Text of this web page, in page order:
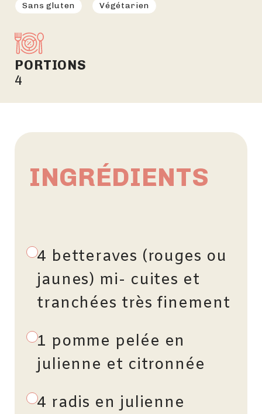
Sans gluten Végétarien
PORTIONS
4
INGRÉDIENTS
4 betteraves (rouges ou
jaunes) mi- cuites et
tranchées très finement
1 pomme pelée en
julienne et citronnée
4 radis en julienne